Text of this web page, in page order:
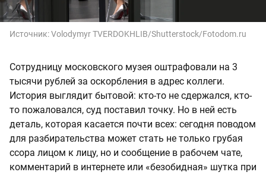
Источник:Volodymyr TVERDOKHLIB/Shutterstock/Fotodom.ru
Сотрудницу московского музея оштрафовали на 3
тысячи рублей за оскорбления в адрес коллеги.
История выглядит бытовой: кто-то не сдержался, кто-
то пожаловался, суд поставил точку. Но в ней есть
деталь, которая касается почти всех: сегодня поводом
для разбирательства может стать не только грубая
ссора лицом к лицу, но и сообщение в рабочем чате,
комментарий в интернете или «безобидная» шутка при